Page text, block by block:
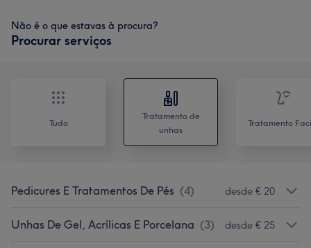
Não é o que estavas à procura?
Procurar serviços
Tudo
Tratamento de
unhas
Tratamento
Pedicures E Tratamentos De Pés (4) desde € 20
Unhas De Gel, Acrílicas E Porcelana (3) desde € 25